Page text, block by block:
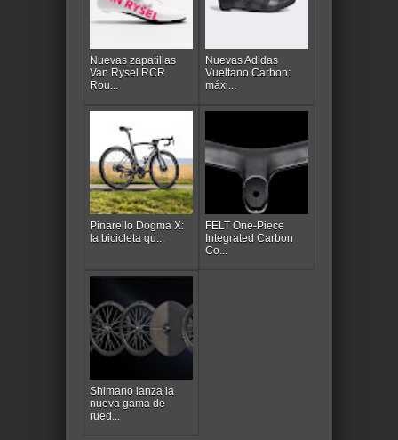
Nuevas zapatillas
Van Rysel RCR
Rou...
Nuevas Adidas
Vueltano Carbon:
máxi...
Pinarello Dogma X:
la bicicleta qu...
FELT One-Piece
Integrated Carbon
Co...
Shimano lanza la
nueva gama de
rued...